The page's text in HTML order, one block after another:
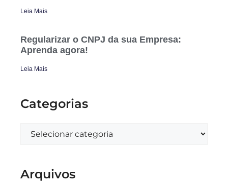
Leia Mais
Regularizar o CNPJ da sua Empresa:
Aprenda agora!
Leia Mais
Categorias
Arquivos